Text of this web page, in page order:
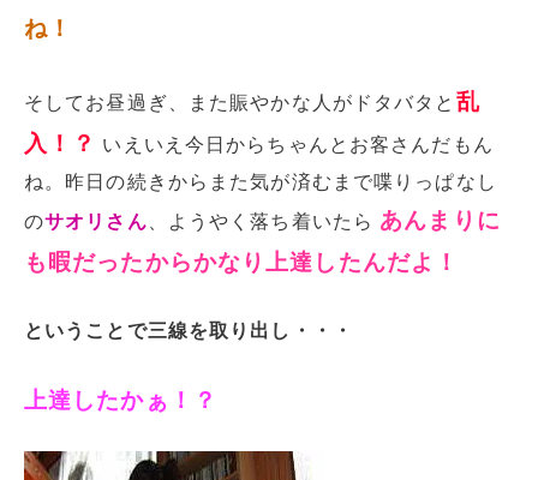
ね！
そしてお昼過ぎ、また賑やかな人がドタバタと 乱
入！？
いえいえ今日からちゃんとお客さんだもん
ね。昨日の続きからまた気が済むまで喋りっぱなし
のサオリさん 、ようやく落ち着いたら あんまりに
も暇だったからかなり上達したんだよ！
ということで三線を取り出し・・・
上達したかぁ！？